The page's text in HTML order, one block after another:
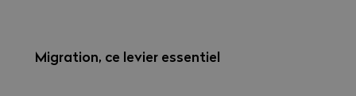
Migration, ce levier essentiel